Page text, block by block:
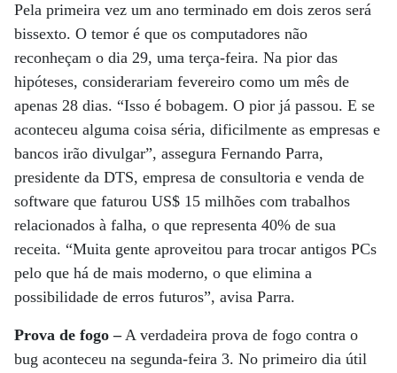
Pela primeira vez um ano terminado em dois zeros será
bissexto. O temor é que os computadores não
reconheçam o dia 29, uma terça-feira. Na pior das
hipóteses, considerariam fevereiro como um mês de
apenas 28 dias. “Isso é bobagem. O pior já passou. E se
aconteceu alguma coisa séria, dificilmente as empresas e
bancos irão divulgar”, assegura Fernando Parra,
presidente da DTS, empresa de consultoria e venda de
software que faturou US$ 15 milhões com trabalhos
relacionados à falha, o que representa 40% de sua
receita. “Muita gente aproveitou para trocar antigos PCs
pelo que há de mais moderno, o que elimina a
possibilidade de erros futuros”, avisa Parra.
Prova de fogo –A verdadeira prova de fogo contra o
bug aconteceu na segunda-feira 3. No primeiro dia útil